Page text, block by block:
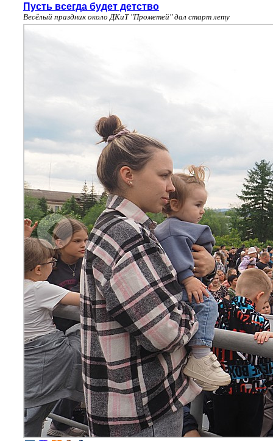
Пусть всегда будет детство
Весёлый праздник около ДКиТ "Прометей" дал старт лету